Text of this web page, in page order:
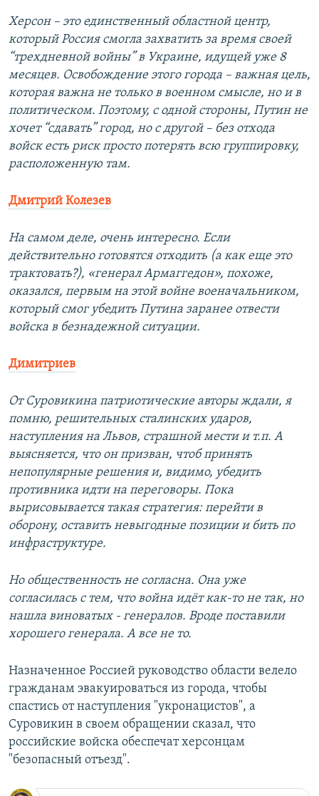
Херсон – это единственный областной центр,
который Россия смогла захватить за время своей
“трехдневной войны” в Украине, идущей уже 8
месяцев. Освобождение этого города – важная цель,
которая важна не только в военном смысле, но и в
политическом. Поэтому, с одной стороны, Путин не
хочет “сдавать” город, но с другой – без отхода
войск есть риск просто потерять всю группировку,
расположенную там.
Дмитрий Колезев
На самом деле, очень интересно. Если
действительно готовятся отходить (а как еще это
трактовать?), «генерал Армаггедон», похоже,
оказался, первым на этой войне военачальником,
который смог убедить Путина заранее отвести
войска в безнадежной ситуации.
Димитриев
От Суровикина патриотические авторы ждали, я
помню, решительных сталинских ударов,
наступления на Львов, страшной мести и т.п. А
выясняется, что он призван, чтоб принять
непопулярные решения и, видимо, убедить
противника идти на переговоры. Пока
вырисовывается такая стратегия: перейти в
оборону, оставить невыгодные позиции и бить по
инфраструктуре.
Но общественность не согласна. Она уже
согласилась с тем, что война идёт как-то не так, но
нашла виноватых - генералов. Вроде поставили
хорошего генерала. А все не то.
Назначенное Россией руководство области велело
гражданам эвакуироваться из города, чтобы
спастись от наступления "укронацистов", а
Суровикин в своем обращении сказал, что
российские войска обеспечат херсонцам
"безопасный отъезд".